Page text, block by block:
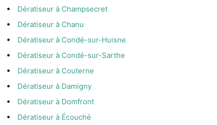
Dératiseur à Champsecret
Dératiseur à Chanu
Dératiseur à Condé-sur-Huisne
Dératiseur à Condé-sur-Sarthe
Dératiseur à Couterne
Dératiseur à Damigny
Dératiseur à Domfront
Dératiseur à Écouché